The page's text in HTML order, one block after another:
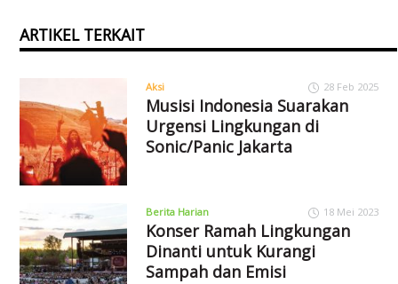
ARTIKEL TERKAIT
Aksi 28 Feb 2025
Musisi Indonesia Suarakan
Urgensi Lingkungan di
Sonic/Panic Jakarta
Berita Harian 18 Mei 2023
Konser Ramah Lingkungan
Dinanti untuk Kurangi
Sampah dan Emisi